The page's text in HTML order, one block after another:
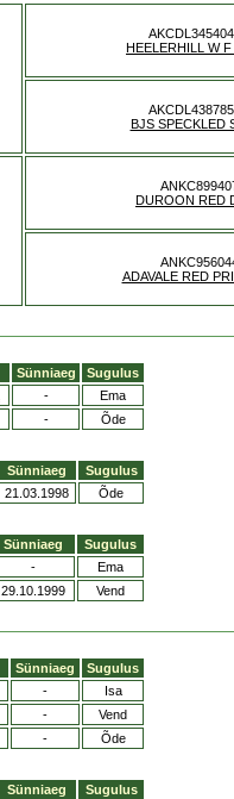
HEELERHILL W
BJS SPECKLED
DUROON RED
ADAVALE RED
Sünniaeg
Sugulus
-
Ema
-
Õde
Sünniaeg
Sugulus
21.03.1998
Õde
Sünniaeg
Sugulus
-
Ema
29.10.1999 Vend
Sünniaeg
Sugulus
-
Isa
-
Vend
-
Õde
Sünniaeg Sugulus